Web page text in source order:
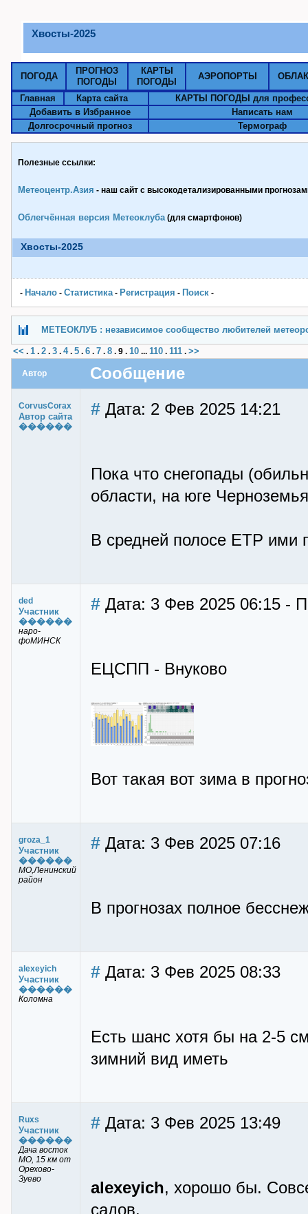
Хвосты-2025
ПОГОДА
ПРОГНОЗ
ПОГОДЫ
КАРТЫ
ПОГОДЫ
АЭРОПОРТЫ
Главная Карта сайта
КАРТЫ ПОГОДЫ для
Добавить в Избранное
Написать нам
Долгосрочный прогноз
Термограф
Полезные ссылки:
Метеоцентр.Азия - наш сайт с высокодетализированными
Облегчённая версия Метеоклуба(для смартфонов)
Хвосты-2025
- Начало - Статистика- Pегистрация - Поиск -
МЕТЕОКЛУБ : независимое сообщество любителей
<< . 1 . 2 . 3 . 4. 5 . 6 . 7 . 8 . 9 . 10 ... 110 . 111 . >>
Автор Сообщение
CorvusCorax
Автор сайта
������
# Дата: 2 Фев 2025 14:21
Пока что снегопады
области, на юге
В средней полосе ЕТР ими
ded
Участник
������
наро-
фоМИНСК
# Дата: 3 Фев 2025 06:15 -
ЕЦСПП - Внуково
Вот такая вот зима в
groza_1
Участник
������
МО,Ленинский
район
# Дата: 3 Фев 2025 07:16
В прогнозах полное
alexeyich
Участник
������
Коломна
# Дата: 3 Фев 2025 08:33
Есть шанс хотя бы на 2-5
зимний вид иметь
Ruxs
Участник
������
Дача восток
МО, 15 км от
Орехово-
Зуево
# Дата: 3 Фев 2025 13:49
alexeyich, хорошо бы.
садов.